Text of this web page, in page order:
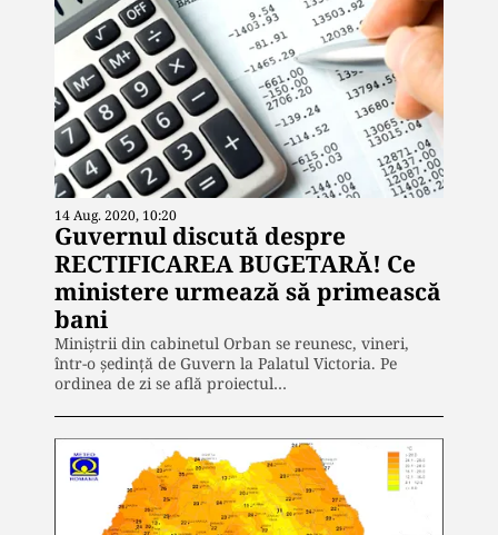
14 Aug. 2020, 10:20
Guvernul discută despre
RECTIFICAREA BUGETARĂ! Ce
ministere urmează să primească
bani
Miniștrii din cabinetul Orban se reunesc, vineri,
într-o ședință de Guvern la Palatul Victoria. Pe
ordinea de zi se află proiectul…